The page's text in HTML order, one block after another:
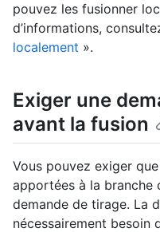
pouvez les fusionner
d’informations,
localement ».
Exiger une
avant la fusion
Vous pouvez exiger
apportées à la branche
demande de tirage. La
nécessairement besoin